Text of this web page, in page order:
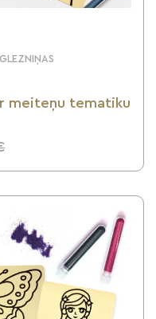
meiteņu tematiku